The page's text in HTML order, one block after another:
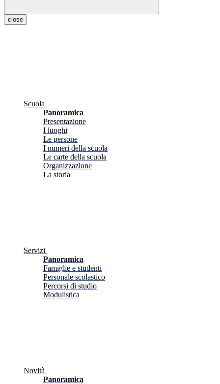
close
Scuola
Panoramica
Presentazione
I luoghi
Le persone
I numeri della scuola
Le carte della scuola
Organizzazione
La storia
Servizi
Panoramica
Famiglie e studenti
Personale scolastico
Percorsi di studio
Modulistica
Novità
Panoramica